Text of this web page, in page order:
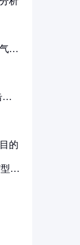
设
要
的
、